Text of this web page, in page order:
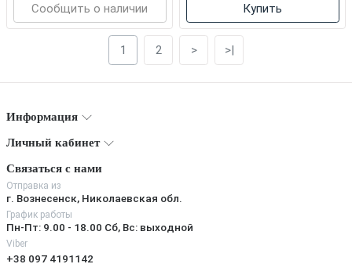
Сообщить о наличии Купить
1 2 > >|
Информация
Личный кабинет
Связаться с нами
Отправка из
г. Вознесенск, Николаевская обл.
График работы
Пн-Пт: 9.00 - 18.00 Сб, Вс: выходной
Viber
+38 097 4191142